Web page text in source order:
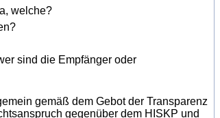
welche?
sind die Empfänger oder
gemäß dem Gebot der Transparenz
gegenüber dem HISKP und